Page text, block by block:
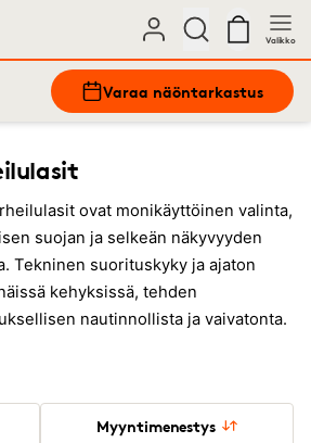
Valikko
Varaa näöntarkastus
ovat monikäyttöinen valinta,
suojan ja selkeän näkyvyyden
Tekninen suorituskyky ja ajaton
kehyksissä, tehden
nautinnollista ja vaivatonta.
Myyntimenestys